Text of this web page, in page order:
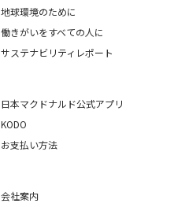
地球環境のために
働きがいをすべての人に
サステナビリティレポート
日本マクドナルド公式アプリ
KODO
お支払い方法
会社案内